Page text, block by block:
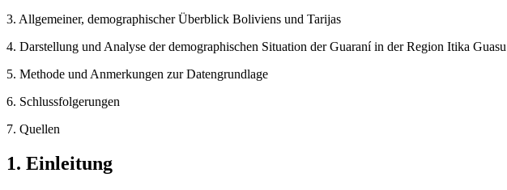
3. Allgemeiner, demographischer Überblick Boliviens und Tarijas
4. Darstellung und Analyse der demographischen Situation der Guaraní in der Region Itika Guasu
5. Methode und Anmerkungen zur Datengrundlage
6. Schlussfolgerungen
7. Quellen
1. Einleitung